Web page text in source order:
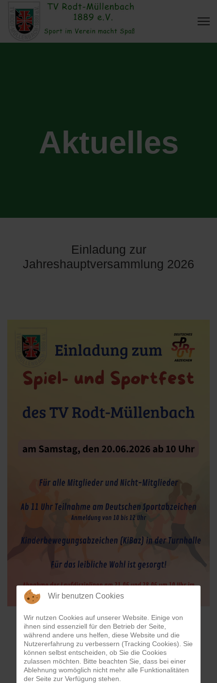
Aktuelles
Einladung zur
Jahreshauptversammlung 2026
Wir benutzen Cookies
Wir nutzen Cookies auf unserer Website. Einige von
ihnen sind essenziell für den Betrieb der Seite,
während andere uns helfen, diese Website und die
Nutzererfahrung zu verbessern (Tracking Cookies). Sie
können selbst entscheiden, ob Sie die Cookies
zulassen möchten. Bitte beachten Sie, dass bei einer
Ablehnung womöglich nicht mehr alle Funktionalitäten
der Seite zur Verfügung stehen.